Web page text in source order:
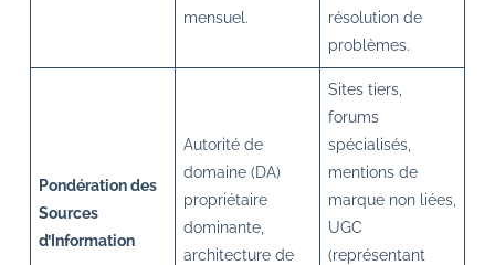
mensuel.
résolution de
problèmes.
Pondération des
Sources
d’Information
Autorité de
domaine (DA)
propriétaire
dominante,
architecture de
Sites tiers,
forums
spécialisés,
mentions de
marque non liées,
UGC
(représentant